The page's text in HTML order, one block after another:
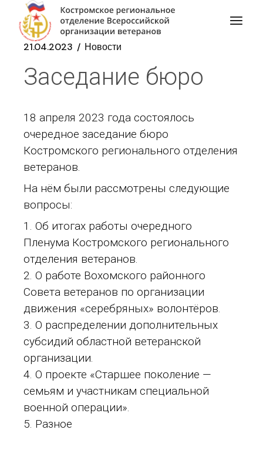
21.04.2023 Новости
Заседание бюро
18 апреля 2023 года состоялось
очередное заседание бюро
Костромского регионального отделения
ветеранов.
На нём были рассмотрены следующие
вопросы:
Об итогах работы очередного
Пленума Костромского регионального
отделения ветеранов.
О работе Вохомского районного
Совета ветеранов по организации
движения «серебряных» волонтёров.
О распределении дополнительных
субсидий областной ветеранской
организации.
О проекте «Старшее поколение —
семьям и участникам специальной
военной операции».
Разное